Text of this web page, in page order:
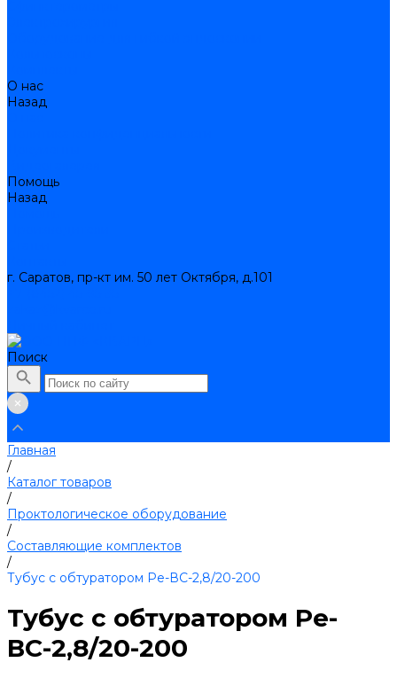
О нас
Назад
Помощь
Назад
г. Саратов, пр-кт им. 50 лет Октября, д.101
Поиск
Главная
/
Каталог товаров
/
Проктологическое оборудование
/
Составляющие комплектов
/
Тубус с обтуратором Ре-ВС-2,8/20-200
Тубус с обтуратором Ре-
ВС-2,8/20-200